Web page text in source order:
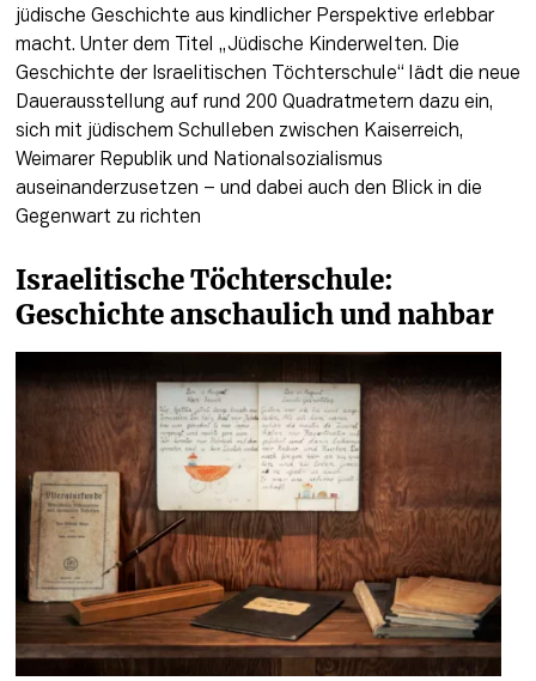
jüdische Geschichte aus kindlicher Perspektive erlebbar
macht. Unter dem Titel „Jüdische Kinderwelten. Die
Geschichte der Israelitischen Töchterschule“ lädt die neue
Dauerausstellung auf rund 200 Quadratmetern dazu ein,
sich mit jüdischem Schulleben zwischen Kaiserreich,
Weimarer Republik und Nationalsozialismus
auseinanderzusetzen – und dabei auch den Blick in die
Gegenwart zu richten
Israelitische Töchterschule:
Geschichte anschaulich und nahbar